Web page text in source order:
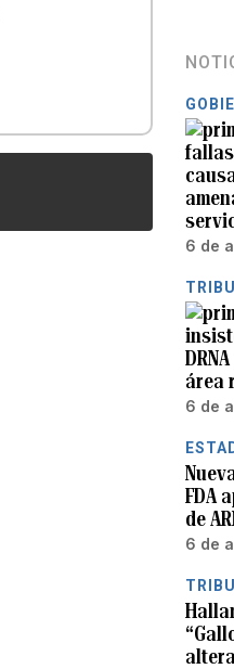
fallas
6 de
área
6 de
FDA
de
6 de